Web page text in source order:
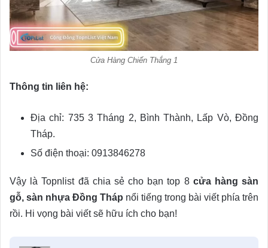
Cửa Hàng Chiến Thắng 1
Thông tin liên hệ:
Địa chỉ: 735 3 Tháng 2, Bình Thành, Lấp Vò, Đồng
Tháp.
Số điện thoại: 0913846278
Vậy là Topnlist đã chia sẻ cho bạn top 8 cửa hàng sàn
gỗ, sàn nhựa Đồng Tháp nổi tiếng trong bài viết phía trên
rồi. Hi vọng bài viết sẽ hữu ích cho bạn!